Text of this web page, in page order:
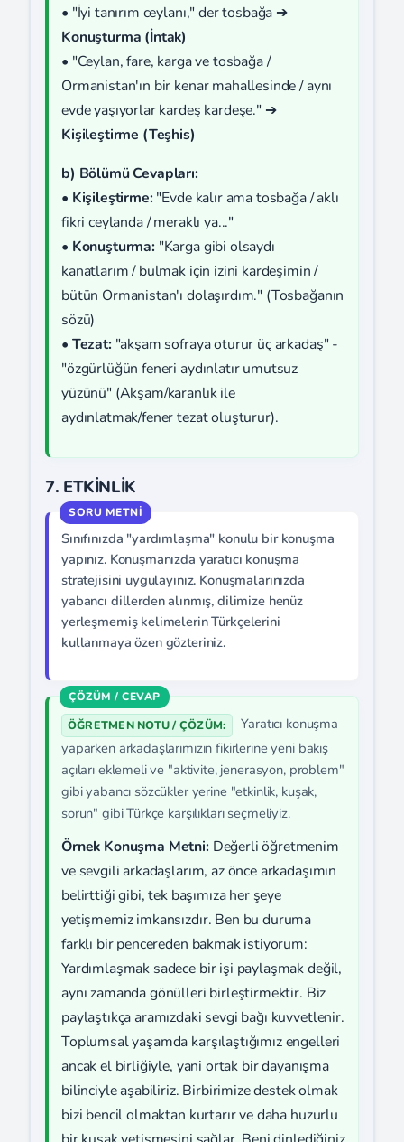
• "İyi tanırım ceylanı," der tosbağa ➔
Konuşturma (İntak)
• "Ceylan, fare, karga ve tosbağa /
Ormanistan'ın bir kenar mahallesinde / aynı
evde yaşıyorlar kardeş kardeşe." ➔
Kişileştirme (Teşhis)
b) Bölümü Cevapları:
• Kişileştirme: "Evde kalır ama tosbağa / aklı
fikri ceylanda / meraklı ya..."
• Konuşturma: "Karga gibi olsaydı
kanatlarım / bulmak için izini kardeşimin /
bütün Ormanistan'ı dolaşırdım." (Tosbağanın
sözü)
• Tezat: "akşam sofraya oturur üç arkadaş" -
"özgürlüğün feneri aydınlatır umutsuz
yüzünü" (Akşam/karanlık ile
aydınlatmak/fener tezat oluşturur).
7. ETKİNLİK
Sınıfınızda "yardımlaşma" konulu bir konuşma
yapınız. Konuşmanızda yaratıcı konuşma
stratejisini uygulayınız. Konuşmalarınızda
yabancı dillerden alınmış, dilimize henüz
yerleşmemiş kelimelerin Türkçelerini
kullanmaya özen gözteriniz.
ÖĞRETMEN NOTU / ÇÖZÜM:
Yaratıcı konuşma
yaparken arkadaşlarımızın fikirlerine yeni bakış
açıları eklemeli ve "aktivite, jenerasyon, problem"
gibi yabancı sözcükler yerine "etkinlik, kuşak,
sorun" gibi Türkçe karşılıkları seçmeliyiz.
Örnek Konuşma Metni: Değerli öğretmenim
ve sevgili arkadaşlarım, az önce arkadaşımın
belirttiği gibi, tek başımıza her şeye
yetişmemiz imkansızdır. Ben bu duruma
farklı bir pencereden bakmak istiyorum:
Yardımlaşmak sadece bir işi paylaşmak değil,
aynı zamanda gönülleri birleştirmektir. Biz
paylaştıkça aramızdaki sevgi bağı kuvvetlenir.
Toplumsal yaşamda karşılaştığımız engelleri
ancak el birliğiyle, yani ortak bir dayanışma
bilinciyle aşabiliriz. Birbirimize destek olmak
bizi bencil olmaktan kurtarır ve daha huzurlu